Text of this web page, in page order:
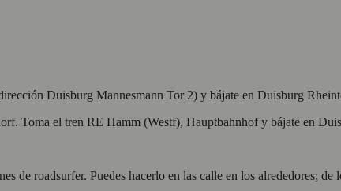
Duisburg Mannesmann Tor 2) y bájate en Duisburg
Toma el tren RE Hamm (Westf), Hauptbahnhof y bájate en
de roadsurfer. Puedes hacerlo en las calle en los alrededores;